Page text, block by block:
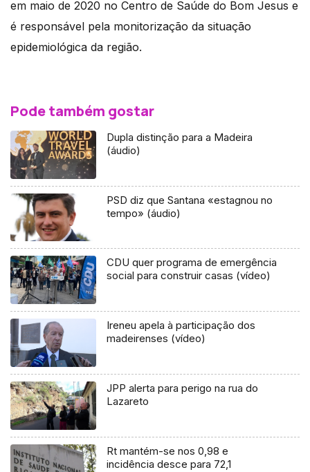
em maio de 2020 no Centro de Saúde do Bom Jesus e
é responsável pela monitorização da situação
epidemiológica da região.
Pode também gostar
Dupla distinção para a Madeira
(áudio)
PSD diz que Santana «estagnou no
tempo» (áudio)
CDU quer programa de emergência
social para construir casas (vídeo)
Ireneu apela à participação dos
madeirenses (vídeo)
JPP alerta para perigo na rua do
Lazareto
Rt mantém-se nos 0,98 e
incidência desce para 72,1